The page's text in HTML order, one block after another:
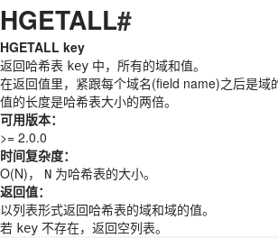
HGETALL#
HGETALL key
返回哈希表 key 中，所有的域和值。
在返回值里，紧跟每个域名(field name)之后是域
值的长度是哈希表大小的两倍。
可用版本：
>= 2.0.0
时间复杂度：
O(N)，
N 为哈希表的大小。
返回值：
以列表形式返回哈希表的域和域的值。
若 key 不存在，返回空列表。